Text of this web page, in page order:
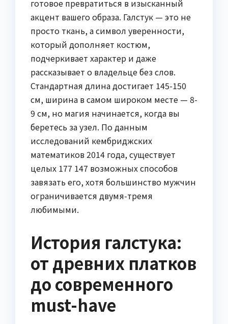
готовое превратиться в изысканный
акцент вашего образа. Галстук — это не
просто ткань, а символ уверенности,
который дополняет костюм,
подчеркивает характер и даже
рассказывает о владельце без слов.
Стандартная длина достигает 145-150
см, ширина в самом широком месте — 8-
9 см, но магия начинается, когда вы
беретесь за узел. По данным
исследований кембриджских
математиков 2014 года, существует
целых 177 147 возможных способов
завязать его, хотя большинство мужчин
ограничивается двумя-тремя
любимыми.
История галстука:
от древних платков
до современного
must-have